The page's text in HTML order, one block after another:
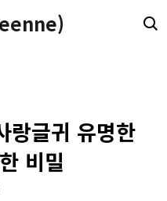
랑글귀 유명한
비밀